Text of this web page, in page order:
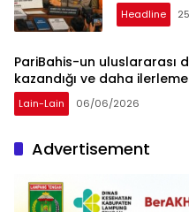
Headline
PariBahis-un uluslararası
kazandığı ve daha
Lain-Lain 06/06/2026
Advertisement